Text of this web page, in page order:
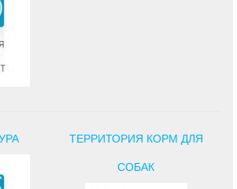
ТЕРРИТОРИЯ КОРМ ДЛЯ
СОБАК